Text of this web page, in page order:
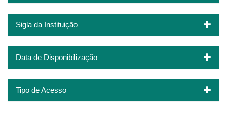
Sigla da Instituição
Data de Disponibilização
Tipo de Acesso